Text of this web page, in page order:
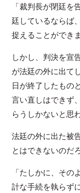
「裁判長が閉廷
廷しているならば
捉えることができま
しかし、判決を宣
が法廷の外に出て
日が終了したもの
言い直しはできず
らうしかないと思
法廷の外に出た被
とはできないのだ
「たしかに、そ
計な手続を執らず